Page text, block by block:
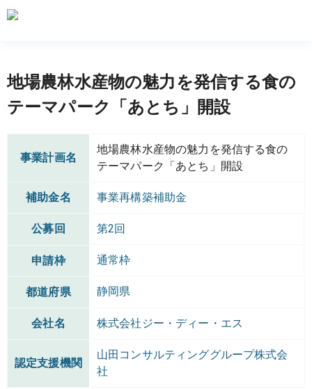
地場農林水産物の魅力を発信する食の
テーマパーク「あとち」開設
事業計画名
地場農林水産物の魅力を発信する食の
テーマパーク「あとち」開設
補助金名 事業再構築補助金
公募回 第2回
申請枠 通常枠
都道府県 静岡県
会社名 株式会社ジー・ディー・エス
認定支援機関
山田コンサルティンググループ株式会
社